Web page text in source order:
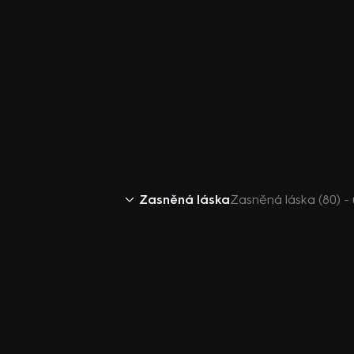
Zasněná láskaZasněná láska (80)